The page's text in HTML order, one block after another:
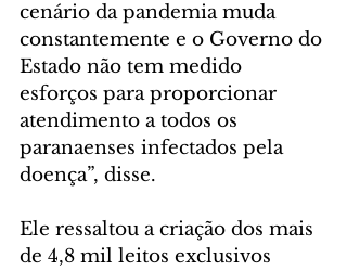
cenário da pandemia muda
constantemente e o Governo do
Estado não tem medido
esforços para proporcionar
atendimento a todos os
paranaenses infectados pela
doença”, disse.
Ele ressaltou a criação dos mais
de 4,8 mil leitos exclusivos